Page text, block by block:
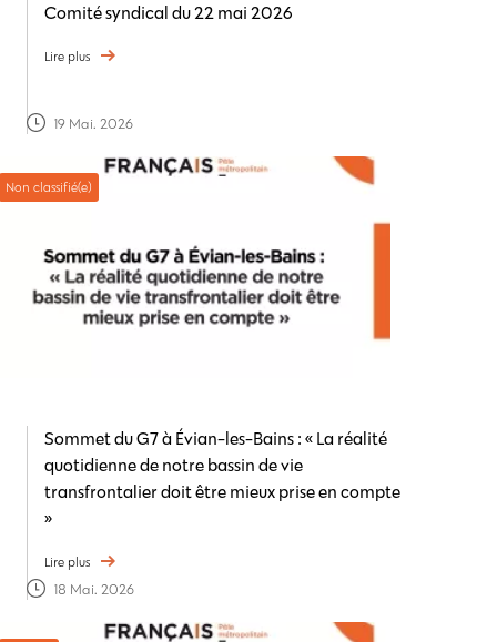
Comité syndical du 22 mai 2026
Lire plus
19 Mai. 2026
Non classifié(e)
Sommet du G7 à Évian-les-Bains : « La réalité
quotidienne de notre bassin de vie
transfrontalier doit être mieux prise en compte
»
Lire plus
18 Mai. 2026